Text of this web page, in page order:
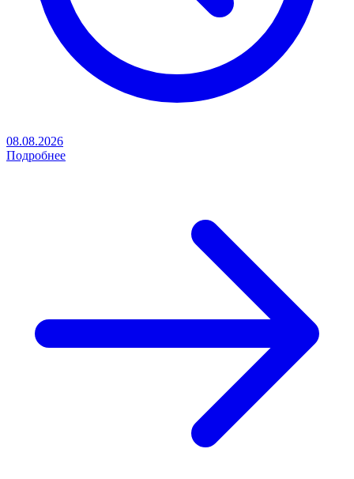
08.08.2026
Подробнее